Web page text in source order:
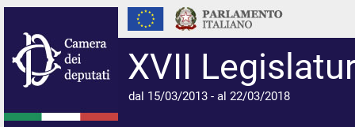
XVII
dal 15/03/2013 - al 22/03/2018